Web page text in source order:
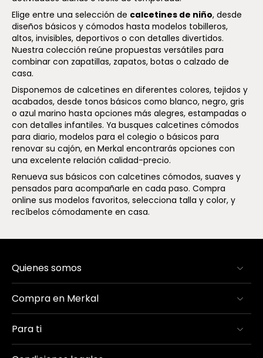
Elige entre una selección de calcetines de niño, desde
diseños básicos y cómodos hasta modelos tobilleros,
altos, invisibles, deportivos o con detalles divertidos.
Nuestra colección reúne propuestas versátiles para
combinar con zapatillas, zapatos, botas o calzado de
casa.
Disponemos de calcetines en diferentes colores, tejidos y
acabados, desde tonos básicos como blanco, negro, gris
o azul marino hasta opciones más alegres, estampadas o
con detalles infantiles. Ya busques calcetines cómodos
para diario, modelos para el colegio o básicos para
renovar su cajón, en Merkal encontrarás opciones con
una excelente relación calidad-precio.
Renueva sus básicos con calcetines cómodos, suaves y
pensados para acompañarle en cada paso. Compra
online sus modelos favoritos, selecciona talla y color, y
recíbelos cómodamente en casa.
Quienes somos
Compra en Merkal
Para ti